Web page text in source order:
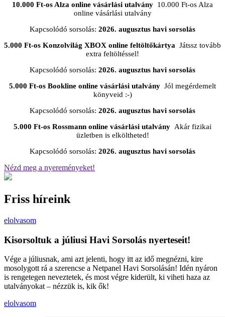
10.000 Ft-os Alza online vásárlási utalvány 10.000 Ft-os Alza
online vásárlási utalvány
Kapcsolódó sorsolás: 2026. augusztus havi sorsolás
5.000 Ft-os Konzolvilág XBOX online feltöltőkártya Játssz tovább
extra feltöltéssel!
Kapcsolódó sorsolás: 2026. augusztus havi sorsolás
5.000 Ft-os Bookline online vásárlási utalvány Jól megérdemelt
könyveid :-)
Kapcsolódó sorsolás: 2026. augusztus havi sorsolás
5.000 Ft-os Rossmann online vásárlási utalvány Akár fizikai
üzletben is elköltheted!
Kapcsolódó sorsolás: 2026. augusztus havi sorsolás
Nézd meg a nyereményeket!
Friss híreink
elolvasom
Kisorsoltuk a júliusi Havi Sorsolás nyerteseit!
Vége a júliusnak, ami azt jelenti, hogy itt az idő megnézni, kire
mosolygott rá a szerencse a Netpanel Havi Sorsolásán! Idén nyáron
is rengetegen neveztetek, és most végre kiderült, ki viheti haza az
utalványokat – nézzük is, kik ők!
elolvasom